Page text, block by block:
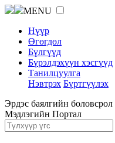
MENU
Нүүр
Өгөгдөл
Бүлгүүд
Бүрэлдэхүүн хэсгүүд
Танилцуулга
Нэвтрэх Бүртгүүлэх
Эрдэс баялгийн боловсрол
Мэдлэгийн Портал